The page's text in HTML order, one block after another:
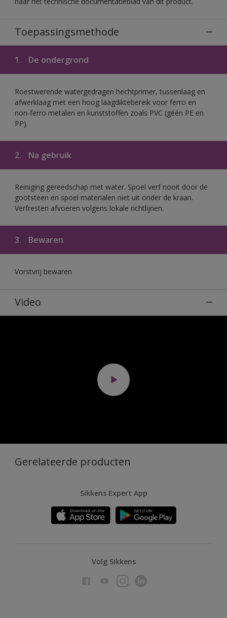
Toepassingsmethode
1. De ondergrond
Roestwerende watergedragen hechtprimer, tussenlaag en
afwerklaag met een hoog laagdiktebereik voor ferro en
non-ferro metalen en kunststoffen zoals PVC (géén PE en
PP).
2. Na gebruik
Reiniging gereedschap met water. Spoel verf nooit door de
gootsteen en spoel materialen niet uit onder de kraan.
Verfresten afvoeren volgens lokale richtlijnen.
3. Bewaren
Vorstvrij bewaren
Video
Gerelateerde producten
Sikkens Expert App
Volg Sikkens